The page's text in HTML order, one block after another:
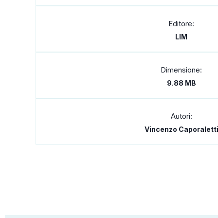
Editore:
LIM
Dimensione:
9.88 MB
Autori:
Vincenzo Caporaletti